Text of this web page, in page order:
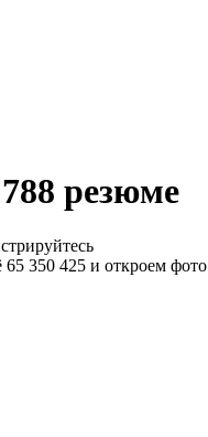
резюме
350 425 и откроем фото